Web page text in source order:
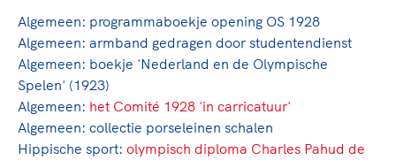
Algemeen: programmaboekje opening OS 1928
Algemeen: armband gedragen door studentendienst
Algemeen: boekje 'Nederland en de Olympische
Spelen' (1923)
Algemeen: het Comité 1928 'in carricatuur'
Algemeen: collectie porseleinen schalen
Hippische sport: olympisch diploma Charles Pahud de